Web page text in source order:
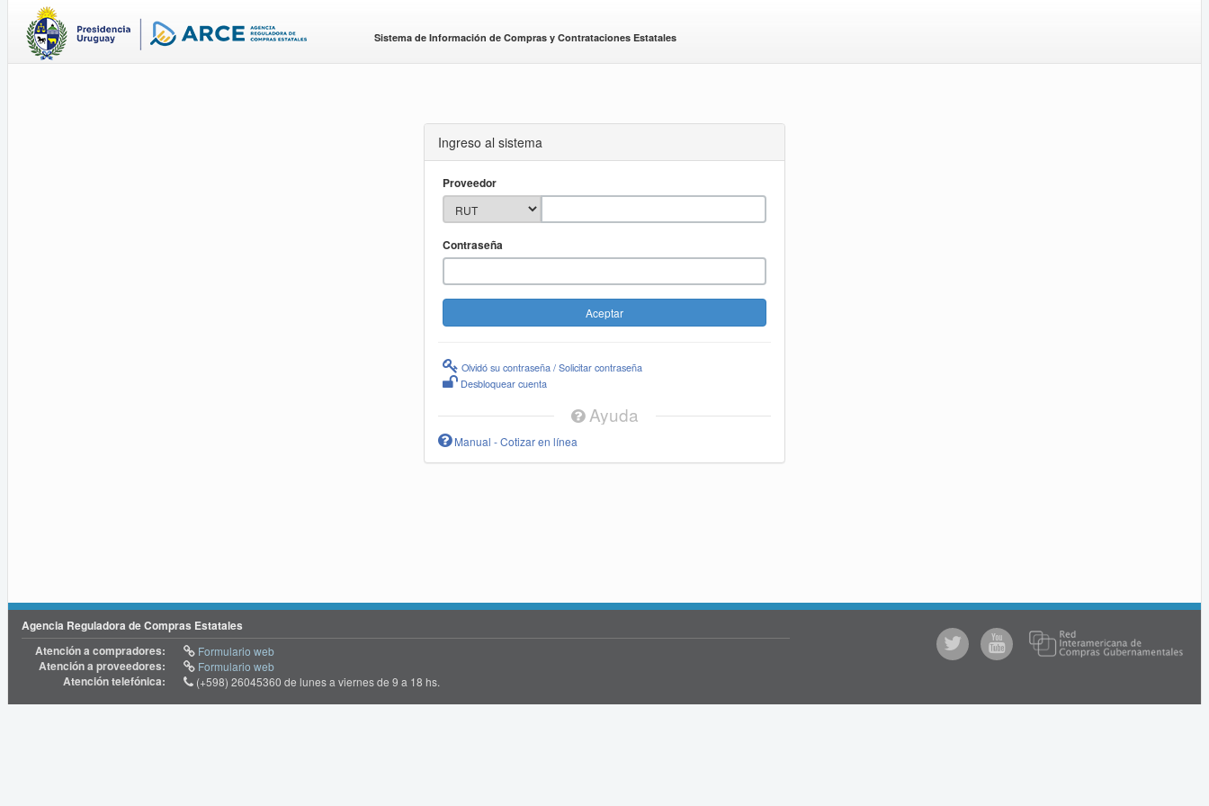
Sistema de Información de Compras y Contrataciones Estatales
Ingreso al sistema
Proveedor
Contraseña
Olvidó su contraseña / Solicitar contraseña
Desbloquear cuenta
Ayuda
Manual - Cotizar en línea
Agencia Reguladora de Compras Estatales
Atención a compradores:
Formulario web
Atención a proveedores: Formulario web
Atención telefónica: (+598) 26045360 de lunes a viernes de 9 a 18 hs.
@comprasgubuy
ACCE
Youtube